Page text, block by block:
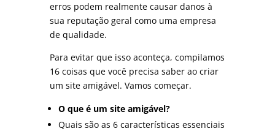
erros podem realmente causar danos à
sua reputação geral como uma empresa
de qualidade.
Para evitar que isso aconteça, compilamos
16 coisas que você precisa saber ao criar
um site amigável. Vamos começar.
O que é um site amigável?
Quais são as 6 características essenciais